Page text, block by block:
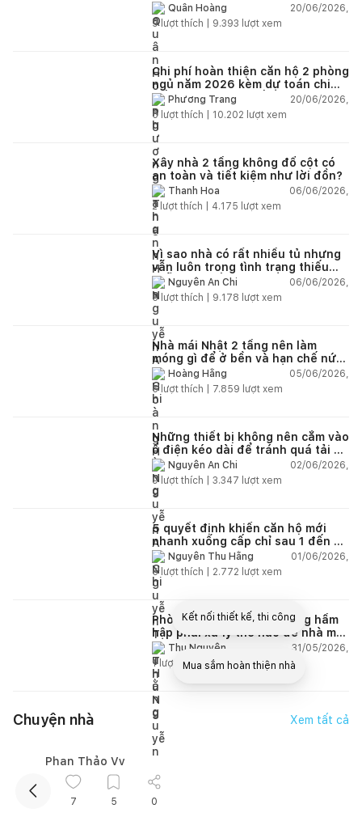
chi tiết từng hạng mục
Quân Hoàng
20/06/2026,
9lượt thích | 9.393 lượt xem
Chi phí hoàn thiện căn hộ 2 phòng
ngủ năm 2026 kèm dự toán chi
tiết và ví dụ thực tế
Phương Trang
20/06/2026,
5 lượt thích | 10.202 lượt xem
Xây nhà 2 tầng không đổ cột có
an toàn và tiết kiệm như lời đồn?
Thanh Hoa
06/06/2026,
2lượt thích | 4.175 lượt xem
Vì sao nhà có rất nhiều tủ nhưng
vẫn luôn trong tình trạng thiếu
chỗ chứa đồ?
Nguyễn An Chi
06/06/2026,
5lượt thích | 9.178 lượt xem
Nhà mái Nhật 2 tầng nên làm
móng gì để ở bền và hạn chế nứt
lún?Hoàng Hằng
05/06/2026,
5lượt thích | 7.859 lượt xem
Những thiết bị không nên cắm vào
ổ điện kéo dài để tránh quá tải và
chập cháy trong nhà
Nguyễn An Chi
02/06/2026,
9lượt thích | 3.347 lượt xem
5 quyết định khiến căn hộ mới
nhanh xuống cấp chỉ sau 1 đến 2
nămNguyễn Thu Hằng
01/06/2026,
5lượt thích | 2.772 lượt xem
Phòng ngủ hướng Tây nóng hầm
hập phải xử lý thế nào để nhà mát
hơn?Thu Nguyễn
31/05/2026,
1lượt thích |3.811lượt xem
Chuyện nhà Xem tất cả
Phan Thảo Vy
7 5 0
Kết nối thiết kế, thi công
Mua sắm hoàn thiện nhà